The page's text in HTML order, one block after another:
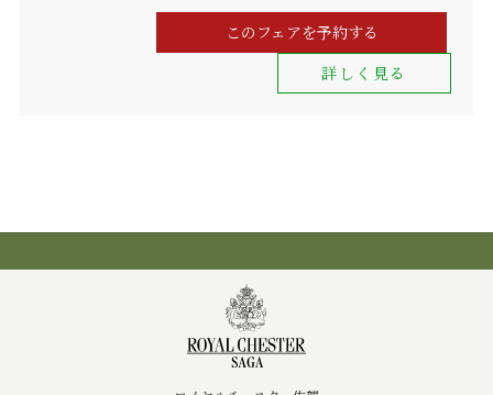
このフェアを予約する
詳しく見る